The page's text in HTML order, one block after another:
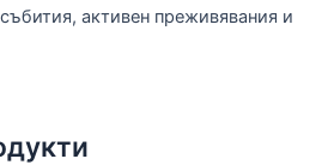
активен преживявания и